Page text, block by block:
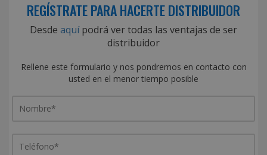
REGÍSTRATE PARA HACERTE DISTRIBUIDOR
Desde aquípodrá ver todas las ventajas de ser
distribuidor
Rellene este formulario y nos pondremos en contacto con
usted en el menor tiempo posible